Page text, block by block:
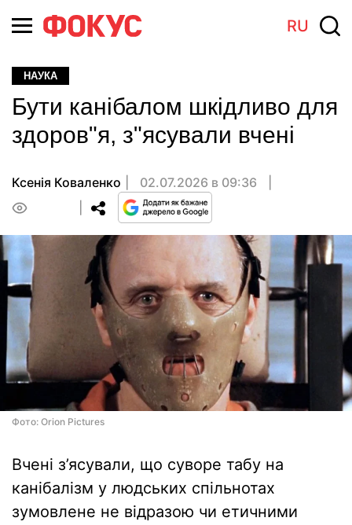
RU
НАУКА
Бути канібалом шкідливо для
здоров"я, з"ясували вчені
Ксенія Коваленко
02.07.2026 в 09:36
Фото: Orion Pictures
Вчені з’ясували, що суворе табу на
канібалізм у людських спільнотах
зумовлене не відразою чи етичними